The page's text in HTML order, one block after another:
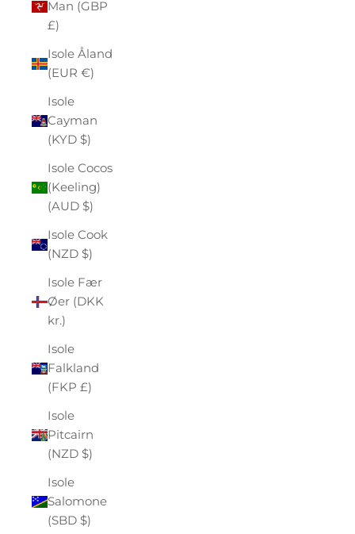
Man (GBP
£)
Isole Åland
(EUR €)
Isole
Cayman
(KYD $)
Isole Cocos
(Keeling)
(AUD $)
Isole Cook
(NZD $)
Isole Fær
Øer (DKK
kr.)
Isole
Falkland
(FKP £)
Isole
Pitcairn
(NZD $)
Isole
Salomone
(SBD $)